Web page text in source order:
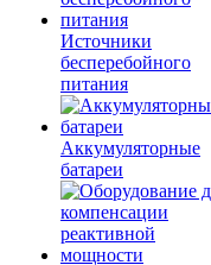
Источники
бесперебойного
питания
Аккумуляторные
батареи